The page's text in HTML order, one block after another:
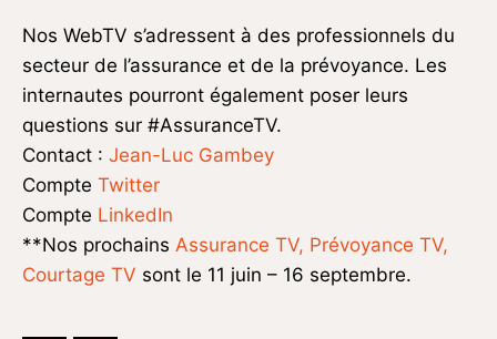
Nos WebTV s’adressent à des professionnels du
secteur de l’assurance et de la prévoyance. Les
internautes pourront également poser leurs
questions sur #AssuranceTV.
Contact : Jean-Luc Gambey
Compte Twitter
Compte LinkedIn
**Nos prochains Assurance TV, Prévoyance TV,
Courtage TV sont le 11 juin – 16 septembre.